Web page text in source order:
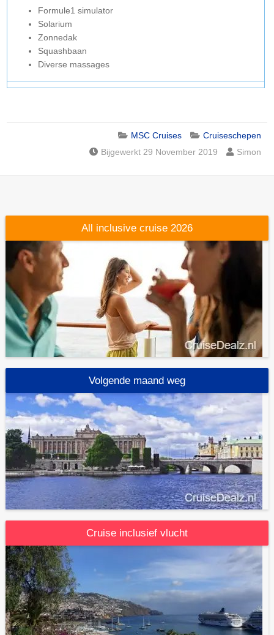
Formule1 simulator
Solarium
Zonnedak
Squashbaan
Diverse massages
MSC Cruises
Cruiseschepen
Bijgewerkt 29 November 2019
Simon
All inclusive cruise 2026
Volgende maand weg
Cruise inclusief vlucht